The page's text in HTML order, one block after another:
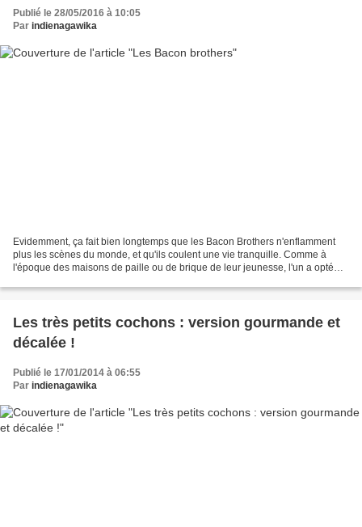
Publié le 28/05/2016 à 10:05
Par indienagawika
Evidemment, ça fait bien longtemps que les Bacon Brothers n'enflamment
plus les scènes du monde, et qu'ils coulent une vie tranquille. Comme à
l'époque des maisons de paille ou de brique de leur jeunesse, l'un a opté
Les très petits cochons : version gourmande et
décalée !
Publié le 17/01/2014 à 06:55
Par indienagawika